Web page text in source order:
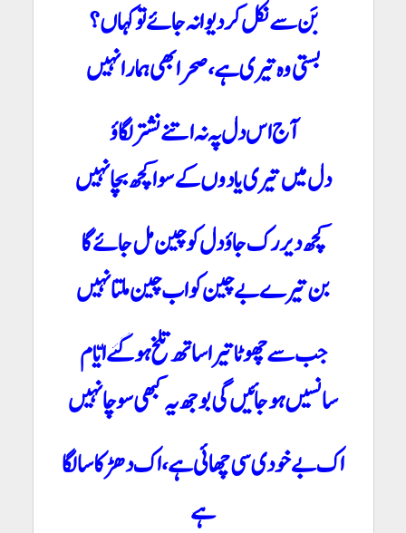
بَن سے نکل کر دیوانہ جائے تو کہاں؟
بستی وہ تیری ہے، صحرا بھی ہمارا نہیں
آج اس دل پہ نہ اتنے نشتر لگاؤ
دل میں تیری یادوں کے سوا کچھ بچا نہیں
کچھ دیر رک جاؤ دل کو چین مل جائے گا
بن تیرے بے چین کو اب چین ملتا نہیں
جب سے چھوٹا تیرا ساتھ تلخ ہو گئے ایّام
سانسیں ہو جائیں گی بوجھ یہ کبھی سوچا نہیں
اک بے خودی سی چھائی ہے، اک دھڑکا سا لگا
ہے